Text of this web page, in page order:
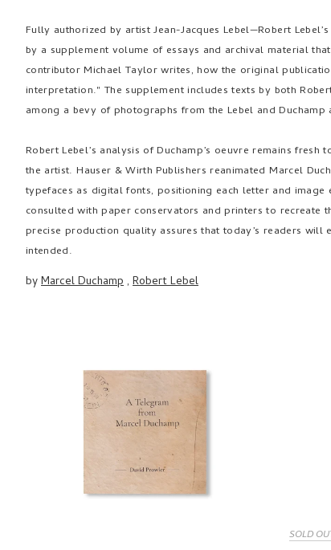
Fully authorized by artist Jean-Jacques Lebel—Robert
by a supplement volume of essays and archival material
contributor Michael Taylor writes, how the original
interpretation." The supplement includes texts by both
among a bevy of photographs from the Lebel and
Robert Lebel’s analysis of Duchamp’s oeuvre remains
the artist. Hauser & Wirth Publishers reanimated Marcel
typefaces as digital fonts, positioning each letter and
consulted with paper conservators and printers to recreate
precise production quality assures that today’s readers will
intended.
byMarcel Duchamp, Robert Lebel
SOLD